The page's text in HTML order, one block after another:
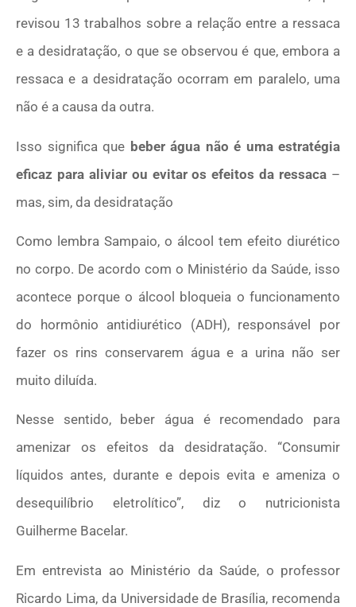
revisou 13 trabalhos sobre a relação entre a ressaca
e a desidratação, o que se observou é que, embora a
ressaca e a desidratação ocorram em paralelo, uma
não é a causa da outra.
Isso significa que beber água não é uma estratégia
eficaz para aliviar ou evitar os efeitos da ressaca –
mas, sim, da desidratação
Como lembra Sampaio, o álcool tem efeito diurético
no corpo. De acordo com o Ministério da Saúde, isso
acontece porque o álcool bloqueia o funcionamento
do hormônio antidiurético (ADH), responsável por
fazer os rins conservarem água e a urina não ser
muito diluída.
Nesse sentido, beber água é recomendado para
amenizar os efeitos da desidratação. “Consumir
líquidos antes, durante e depois evita e ameniza o
desequilíbrio eletrolítico”, diz o nutricionista
Guilherme Bacelar.
Em entrevista ao Ministério da Saúde, o professor
Ricardo Lima, da Universidade de Brasília, recomenda